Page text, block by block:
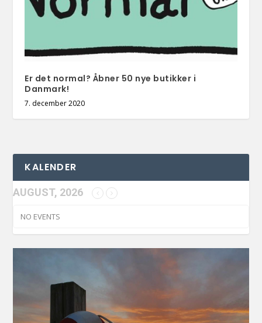
Er det normal? Åbner 50 nye butikker i
Danmark!
7. december 2020
KALENDER
AUGUST, 2026
NO EVENTS